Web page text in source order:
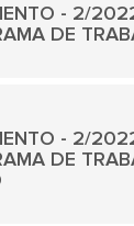
- 2/
DE
- 2/
DE